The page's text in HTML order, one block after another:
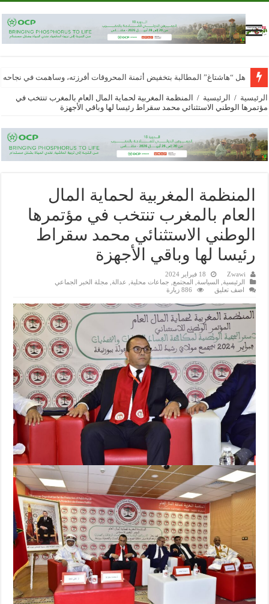
هل “هاشتاغ” المطالبة بتخفيض أثمنة المحروقات أفرزته، وساهمت في
الرئيسية / الرئيسية /
المنظمة المغربية لحماية المال العام بالمغرب تنتخب في
مؤتمرها الوطني الاستثنائي محمد سقراط رئيسا لها وباقي الأجهزة
المنظمة المغربية لحماية المال
العام بالمغرب تنتخب في مؤتمرها
الوطني الاستثنائي محمد سقراط
رئيسا لها وباقي الأجهزة
Zwawi
18 فبراير 2024
الرئيسية
السياسة المجتمع جماعات محلية عدالة
مجلة الخبر الجماعي
اضف تعليق
886 زيارة